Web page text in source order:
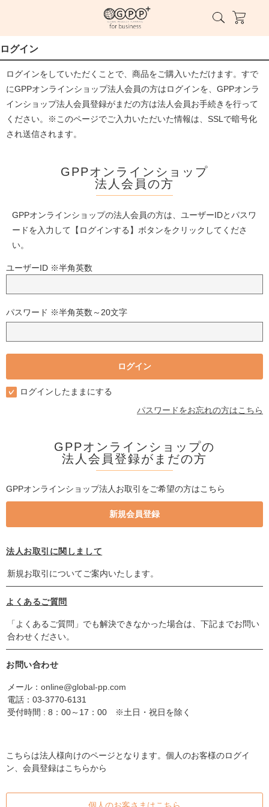
ログイン
ログインをしていただくことで、商品をご購入いただけます。すで
にGPPオンラインショップ法人会員の方はログインを、GPPオンラ
インショップ法人会員登録がまだの方は法人会員お手続きを行って
ください。※このページでご入力いただいた情報は、SSLで暗号化
され送信されます。
GPPオンラインショップ
法人会員の方
GPPオンラインショップの法人会員の方は、ユーザーIDとパスワ
ードを入力して【ログインする】ボタンをクリックしてくださ
い。
ユーザーID ※半角英数
パスワード ※半角英数～20文字
ログインしたままにする
パスワードをお忘れの方はこちら
GPPオンラインショップの
法人会員登録がまだの方
GPPオンラインショップ法人お取引をご希望の方はこちら
法人お取引に関しまして
新規お取引についてご案内いたします。
よくあるご質問
「よくあるご質問」でも解決できなかった場合は、下記までお問い
合わせください。
お問い合わせ
メール： online@global-pp.com
電話： 03-3770-6131
受付時間 : 8：00～17：00 ※土日・祝日を除く
こちらは法人様向けのページとなります。個人のお客様のログイ
ン、会員登録はこちらから